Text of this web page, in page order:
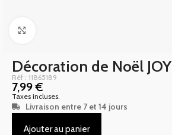
Décoration de Noël JOY
Réf : 11865189
7,99€
Taxes incluses.
Livraison entre 7 et 14 jours
Ajouter au panier